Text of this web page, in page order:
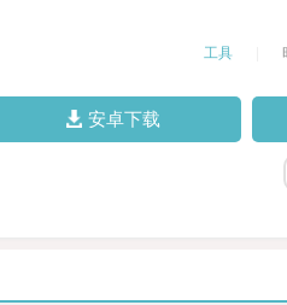
工具
安卓下载